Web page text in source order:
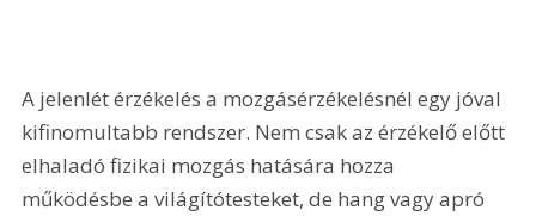
A jelenlét érzékelés a mozgásérzékelésnél egy jóval
kifinomultabb rendszer. Nem csak az érzékelő előtt
elhaladó fizikai mozgás hatására hozza
működésbe a világítótesteket, de hang vagy apró